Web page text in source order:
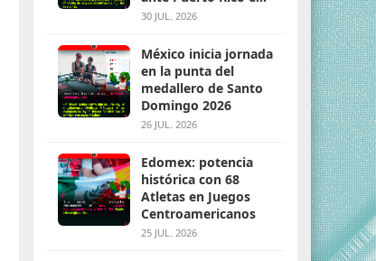
Santo Domingo 2026
30 JUL. 2026
México inicia jornada
en la punta del
medallero de Santo
Domingo 2026
26 JUL. 2026
Edomex: potencia
histórica con 68
Atletas en Juegos
Centroamericanos
25 JUL. 2026